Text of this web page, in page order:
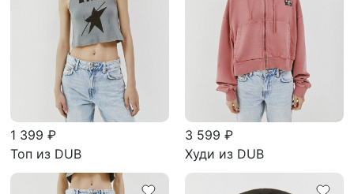
1 399 ₽
Топ из DUB
3 599 ₽
Худи из DUB